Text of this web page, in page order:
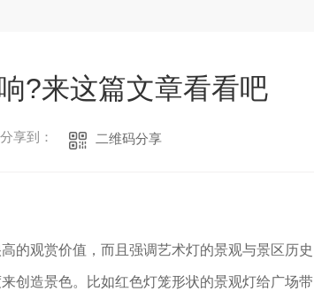
?来这篇文章看看吧
分享到： 二维码分享
的观赏价值，而且强调艺术灯的景观与景区历史
创造景色。比如红色灯笼形状的景观灯给广场带